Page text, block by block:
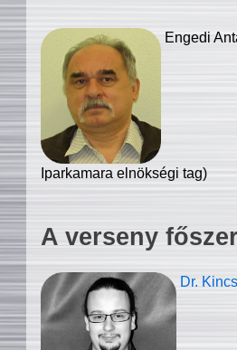
Engedi
Iparkamara elnökségi tag)
A verseny
Dr.